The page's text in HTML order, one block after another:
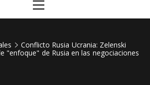
Menu
Conflicto Rusia Ucrania: Zelenski
"enfoque" de Rusia en las negociaciones